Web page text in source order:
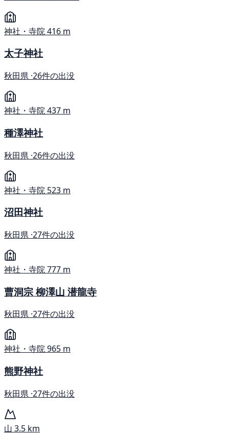
神社・寺院416 m
太子神社
秋田県 ·26件の出没
神社・寺院437 m
種澤神社
秋田県 ·26件の出没
神社・寺院 523 m
沼田神社
秋田県 ·27件の出没
神社・寺院777 m
曹洞宗 柳澤山 潜龍寺
秋田県 ·27件の出没
神社・寺院965 m
熊野神社
秋田県 ·27件の出没
山 3.5 km